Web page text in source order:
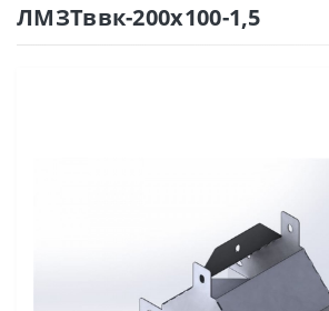
ЛМЗТввк-200х100-1,5